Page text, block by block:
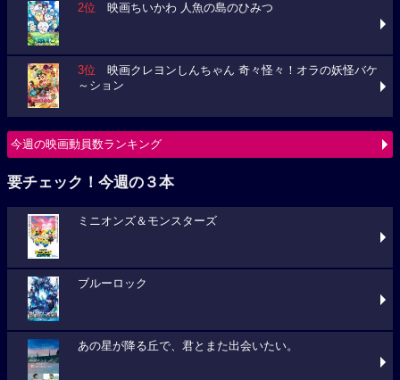
2位 映画ちいかわ 人魚の島のひみつ
3位 映画クレヨンしんちゃん 奇々怪々！オラの妖怪バケ
～ション
今週の映画動員数ランキング
要チェック！今週の３本
ミニオンズ＆モンスターズ
ブルーロック
あの星が降る丘で、君とまた出会いたい。